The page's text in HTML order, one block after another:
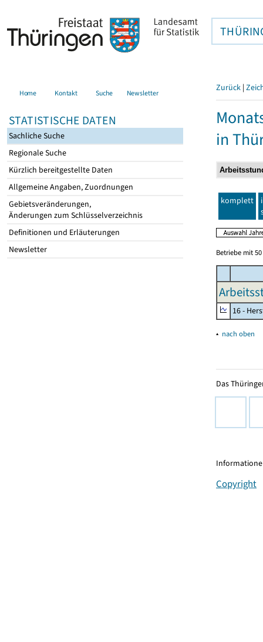
Home Kontakt Suche Newsletter
STATISTISCHE DATEN
Sachliche Suche
Regionale Suche
Kürzlich bereitgestellte Daten
Allgemeine Angaben, Zuordnungen
Gebietsveränderungen,
Änderungen zum Schlüsselverzeichnis
Definitionen und Erläuterungen
Newsletter
Zurück |
in
komplett
Betriebe mit
16 -
▴ nach oben
Das
Copyright